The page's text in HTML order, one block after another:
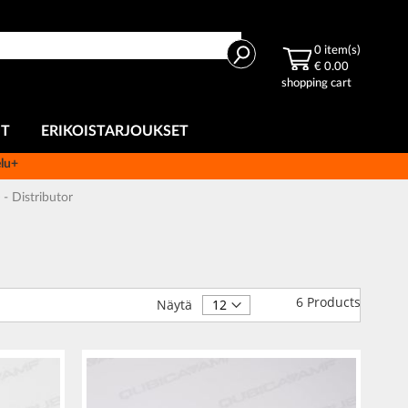
Haku 0 item(s)
€ 0.00
shopping cart
ERIKOISTARJOUKSET
- Distributor
6 Products
Näytä